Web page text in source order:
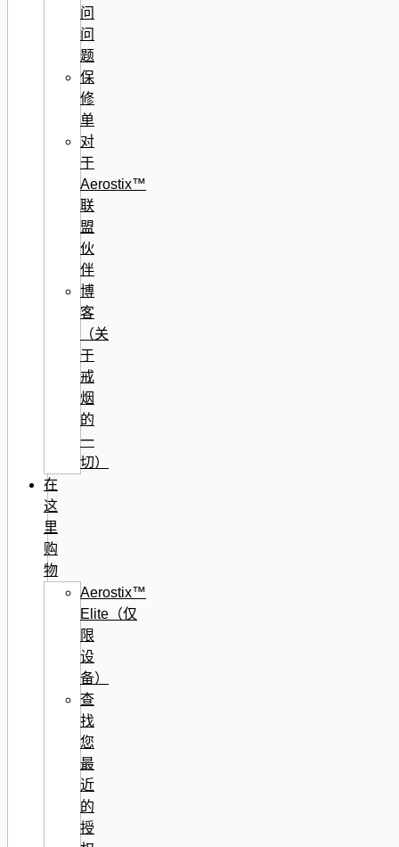
问
问
题
保
修
单
对
于
Aerostix™
联
盟
伙
伴
博
客
（关
于
戒
烟
的
一
切）
在
这
里
购
物
Aerostix™
Elite（仅
限
设
备）
查
找
您
最
近
的
授